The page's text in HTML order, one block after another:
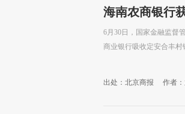
海南农商银行
6月30日，国家金融监督
商业银行吸收定安合丰村
出处：北京商报 作者